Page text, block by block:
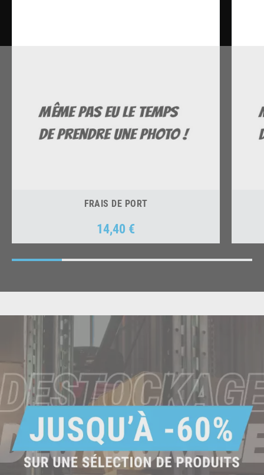
FRAIS DE PORT
Prix
14,40 €